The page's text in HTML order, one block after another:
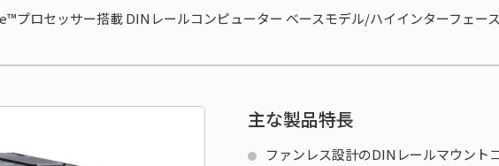
プロセッサー搭載 DINレールコンピューター ベースモデル/ハイインターフェー
主な製品特長
ファンレス設計のDINレールマウント